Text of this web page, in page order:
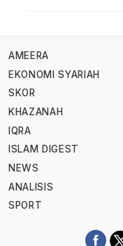
AMEERA
EKONOMI SYARIAH
SKOR
KHAZANAH
IQRA
ISLAM DIGEST
NEWS
ANALISIS
SPORT